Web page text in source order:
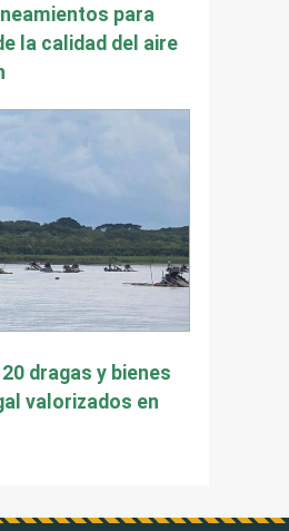
para
la calidad del aire
dragas y bienes
valorizados en